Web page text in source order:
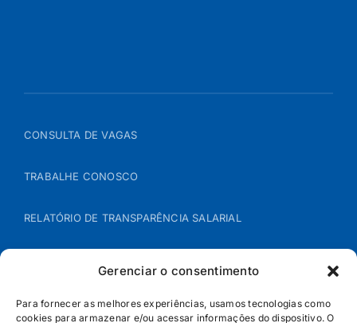
Gerenciar o consentimento
Para fornecer as melhores experiências, usamos tecnologias como
cookies para armazenar e/ou acessar informações do dispositivo. O
CONSULTA DE VAGAS
TRABALHE CONOSCO
RELATÓRIO DE TRANSPARÊNCIA SALARIAL
POLÍTICA DE COOKIES